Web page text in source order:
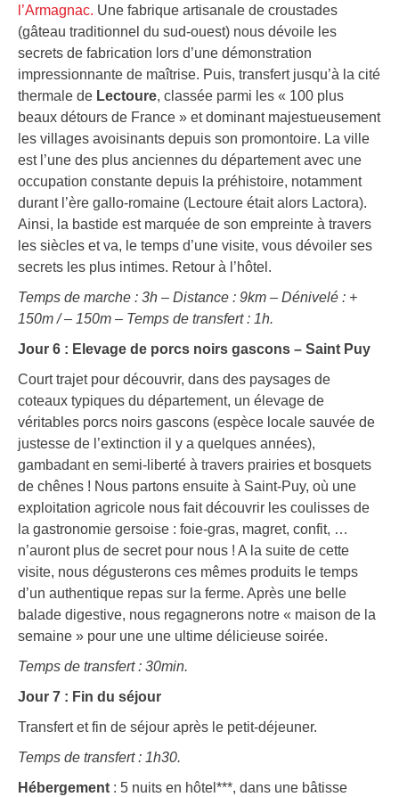
l’Armagnac. Une fabrique artisanale de croustades
(gâteau traditionnel du sud-ouest) nous dévoile les
secrets de fabrication lors d’une démonstration
impressionnante de maîtrise. Puis, transfert jusqu’à la cité
thermale de Lectoure, classée parmi les « 100 plus
beaux détours de France » et dominant majestueusement
les villages avoisinants depuis son promontoire. La ville
est l’une des plus anciennes du département avec une
occupation constante depuis la préhistoire, notamment
durant l’ère gallo-romaine (Lectoure était alors Lactora).
Ainsi, la bastide est marquée de son empreinte à travers
les siècles et va, le temps d’une visite, vous dévoiler ses
secrets les plus intimes. Retour à l’hôtel.
Temps de marche : 3h – Distance : 9km – Dénivelé : +
150m / – 150m – Temps de transfert : 1h.
Jour 6 : Elevage de porcs noirs gascons – Saint Puy
Court trajet pour découvrir, dans des paysages de
coteaux typiques du département, un élevage de
véritables porcs noirs gascons (espèce locale sauvée de
justesse de l’extinction il y a quelques années),
gambadant en semi-liberté à travers prairies et bosquets
de chênes ! Nous partons ensuite à Saint-Puy, où une
exploitation agricole nous fait découvrir les coulisses de
la gastronomie gersoise : foie-gras, magret, confit, …
n’auront plus de secret pour nous ! A la suite de cette
visite, nous dégusterons ces mêmes produits le temps
d’un authentique repas sur la ferme. Après une belle
balade digestive, nous regagnerons notre « maison de la
semaine » pour une une ultime délicieuse soirée.
Temps de transfert : 30min.
Jour 7 : Fin du séjour
Transfert et fin de séjour après le petit-déjeuner.
Temps de transfert : 1h30.
Hébergement : 5 nuits en hôtel***, dans une bâtisse